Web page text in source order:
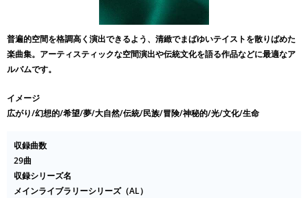
普遍的空間を格調高く演出できるよう、清緻でまばゆいテイストを散りばめた
楽曲集。アーティスティックな空間演出や伝統文化を語る作品などに最適なア
ルバムです。
イメージ
広がり/幻想的/希望/夢/大自然/伝統/民族/冒険/神秘的/光/文化/生命
収録曲数
29曲
収録シリーズ名
メインライブラリーシリーズ（AL）